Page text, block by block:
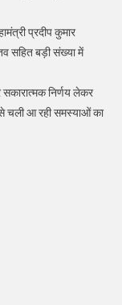
प्रदीप कुमार
सहित बड़ी संख्या में
सकारात्मक निर्णय लेकर
से चली आ रही समस्याओं का